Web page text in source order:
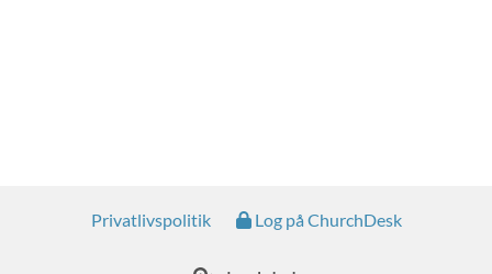
Privatlivspolitik Log på ChurchDesk